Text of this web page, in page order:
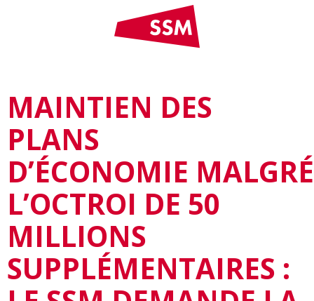
MAINTIEN DES
PLANS
D’ÉCONOMIE MALGRÉ
L’OCTROI DE 50
MILLIONS
SUPPLÉMENTAIRES :